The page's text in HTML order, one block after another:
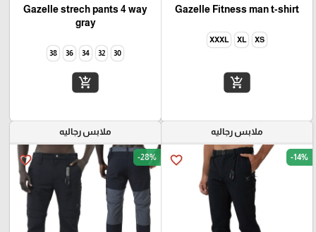
Gazelle Fitness man t-shirt
XS
XL
XXXL
add_shopping_cart
Gazelle strech pants 4 way
gray
30
32
34
36
38
add_shopping_cart
ملابس رجاليه
favorite_border -14%
ملابس رجاليه
favorite_border -28%